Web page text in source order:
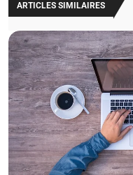
ARTICLES SIMILAIRES